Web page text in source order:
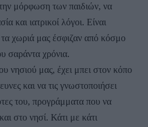
μόρφωση των παιδιών, να
και ιατρικοί λόγοι. Είναι
χωριά μας έσφιζαν από κόσμο
σαράντα χρόνια.
νησιού μας, έχει μπει στον κόπο
και να τις γνωστοποιήσει
του, προγράμματα που να
στο νησί. Κάτι με κάτι